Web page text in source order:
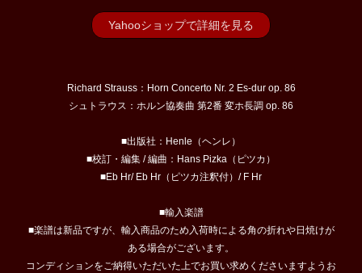
Yahooショップで詳細を見る
Richard Strauss：Horn Concerto Nr. 2 Es-dur op. 86
シュトラウス：ホルン協奏曲 第2番 変ホ長調 op. 86
■出版社：Henle（ヘンレ）
■校訂・編集 / 編曲：Hans Pizka（ピツカ）
■Eb Hr/ Eb Hr（ピツカ注釈付）/ F Hr
■輸入楽譜
■楽譜は新品ですが、輸入商品のため入荷時による角の折れや日焼けが
ある場合がございます。
コンディションをご納得いただいた上でお買い求めくださいますようお